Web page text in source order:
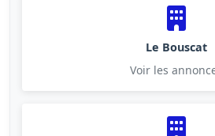
Le Bouscat
Voir les